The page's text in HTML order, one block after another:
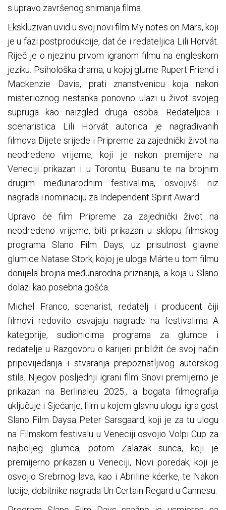
s upravo završenog snimanja filma.
Ekskluzivan uvid u svoj novi film My notes on Mars, koji
je u fazi postprodukcije, dat će i redateljica Lili Horvát.
Riječ je o njezinu prvom igranom filmu na engleskom
jeziku. Psihološka drama, u kojoj glume Rupert Friend i
Mackenzie Davis, prati znanstvenicu koja nakon
misterioznog nestanka ponovno ulazi u život svojeg
supruga kao naizgled druga osoba. Redateljica i
scenaristica Lili Horvát autorica je nagrađivanih
filmova Dijete srijede i Pripreme za zajednički život na
neodređeno vrijeme, koji je nakon premijere na
Veneciji prikazan i u Torontu, Busanu te na brojnim
drugim međunarodnim festivalima, osvojivši niz
nagrada i nominaciju za Independent Spirit Award.
Upravo će film Pripreme za zajednički život na
neodređeno vrijeme, biti prikazan u sklopu filmskog
programa Slano Film Days, uz prisutnost glavne
glumice Natase Stork, kojoj je uloga Márte u tom filmu
donijela brojna međunarodna priznanja, a koja u Slano
dolazi kao posebna gošća.
Michel Franco, scenarist, redatelj i producent čiji
filmovi redovito osvajaju nagrade na festivalima A
kategorije, sudionicima programa za glumce i
redatelje u Razgovoru o karijeri približit će svoj način
pripovijedanja i stvaranja prepoznatljivog autorskog
stila. Njegov posljednji igrani film Snovi premijerno je
prikazan na Berlinaleu 2025., a bogata filmografija
uključuje i Sjećanje, film u kojem glavnu ulogu igra gost
Slano Film Daysa Peter Sarsgaard, koji je za tu ulogu
na Filmskom festivalu u Veneciji osvojio Volpi Cup za
najboljeg glumca, potom Zalazak sunca, koji je
premijerno prikazan u Veneciji, Novi poredak, koji je
osvojio Srebrnog lava, kao i Abriline kćerke, te Nakon
lucije, dobitnike nagrada Un Certain Regard u Cannesu.